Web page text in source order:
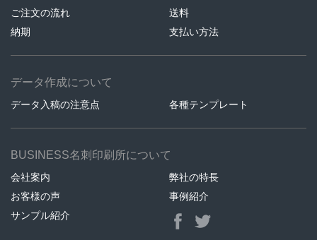
ご注文の流れ
送料
納期
支払い方法
データ作成について
データ入稿の注意点 各種テンプレート
BUSINESS名刺印刷所について
会社案内
弊社の特長
お客様の声
事例紹介
サンプル紹介